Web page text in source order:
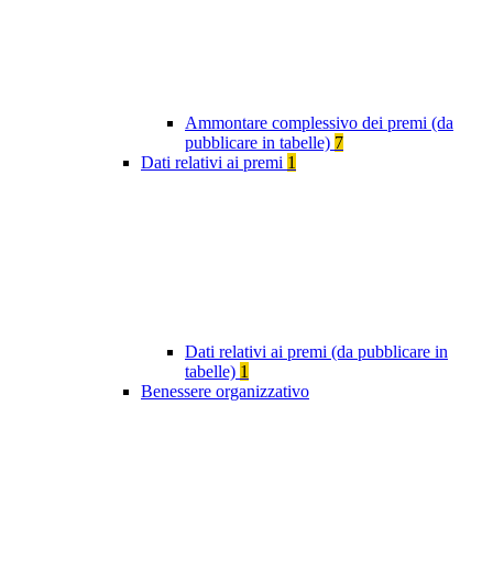
Ammontare complessivo dei premi (da
pubblicare in tabelle) 7
Dati relativi ai premi 1
Dati relativi ai premi (da pubblicare in
tabelle) 1
Benessere organizzativo